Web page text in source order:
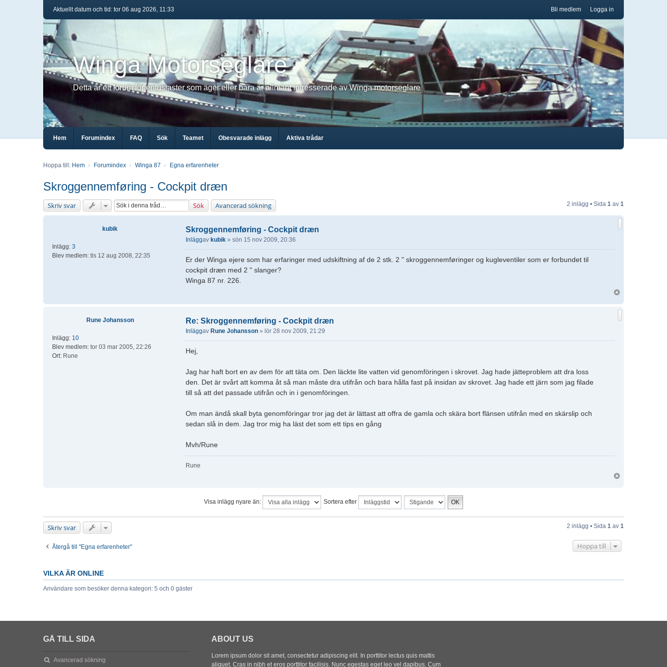
Logga in
Bli medlem
Aktuellt datum och tid: tor 06 aug 2026, 11:33
Winga Motorseglare
Detta är ett forum för entusiaster som äger eller bara är allmänt intresserade av Winga motorseglare
Hem Forumindex FAQ Sök Teamet Obesvarade inlägg Aktiva trådar
Hoppa till: Hem Forumindex Winga 87 Egna erfarenheter
Skroggennemføring - Cockpit dræn
Skriv svar Sök Avancerad sökning 2 inlägg • Sida 1 av 1
kubik
Inlägg: 3
Blev medlem: tis 12 aug 2008, 22:35
Skroggennemføring - Cockpit dræn
Inläggav kubik » sön 15 nov 2009, 20:36
Er der Winga ejere som har erfaringer med udskiftning af de 2 stk. 2 " skroggennemføringer og kugleventiler som er forbundet til
cockpit dræn med 2 " slanger?
Winga 87 nr. 226.
Rune Johansson
Inlägg: 10
Blev medlem: tor 03 mar 2005, 22:26
Ort: Rune
Re: Skroggennemføring - Cockpit dræn
Inläggav Rune Johansson » lör 28 nov 2009, 21:29
Hej,
Jag har haft bort en av dem för att täta om. Den läckte lite vatten vid genomföringen i skrovet. Jag hade jätteproblem att dra loss
den. Det är svårt att komma åt så man måste dra utifrån och bara hålla fast på insidan av skrovet. Jag hade ett järn som jag filade
till så att det passade utifrån och in i genomföringen.
Om man ändå skall byta genomföringar tror jag det är lättast att offra de gamla och skära bort flänsen utifrån med en skärslip och
sedan slå in dem. Jag tror mig ha läst det som ett tips en gång
Mvh/Rune
Rune
Visa inlägg nyare än: Sortera efter
Skriv svar 2 inlägg • Sida 1 av 1
Återgå till "Egna erfarenheter" Hoppa till
VILKA ÄR ONLINE
Användare som besöker denna kategori: 5 och 0 gäster
GÅ TILL SIDA
Avancerad sökning
ABOUT US
Lorem ipsum dolor sit amet, consectetur adipiscing elit. In porttitor lectus quis mattis
aliquet. Cras in nibh et eros porttitor facilisis. Nunc egestas eget leo vel dapibus. Cum